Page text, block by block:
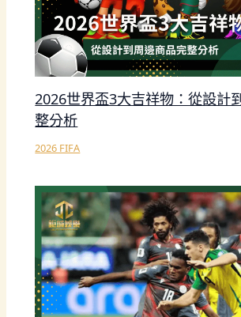
2026世界盃3大吉祥物：從設計
整分析
2026 FIFA